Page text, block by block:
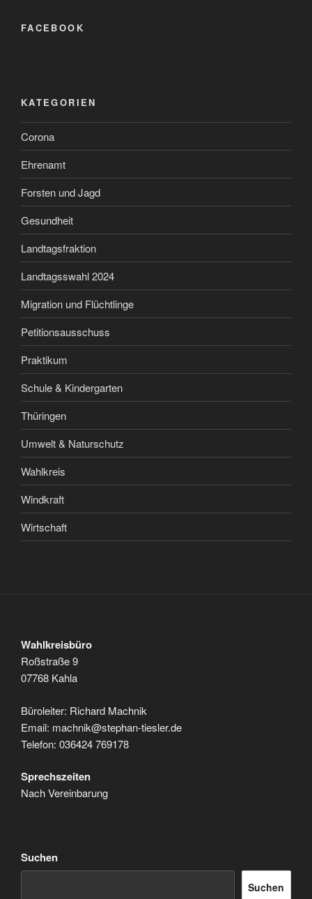
FACEBOOK
KATEGORIEN
Corona
Ehrenamt
Forsten und Jagd
Gesundheit
Landtagsfraktion
Landtagsswahl 2024
Migration und Flüchtlinge
Petitionsausschuss
Praktikum
Schule & Kindergarten
Thüringen
Umwelt & Naturschutz
Wahlkreis
Windkraft
Wirtschaft
Wahlkreisbüro
Roßstraße 9
07768 Kahla
Büroleiter: Richard Machnik
Email: machnik@stephan-tiesler.de
Telefon: 036424 769178
Sprechszeiten
Nach Vereinbarung
Suchen
Suchen